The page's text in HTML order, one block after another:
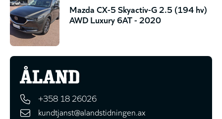
Mazda CX-5 Skyactiv-G 2.5 (194 hv)
AWD Luxury 6AT - 2020
+358 18 26026
kundtjanst@alandstidningen.ax